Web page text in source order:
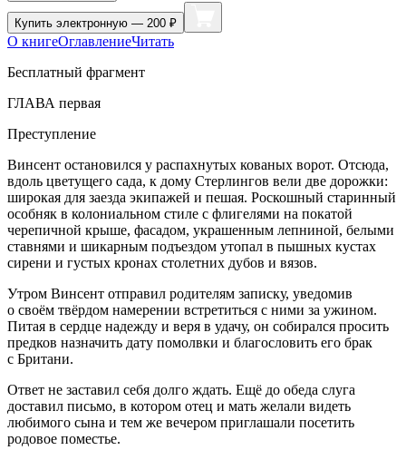
Купить электронную — 200 ₽
О книгеОглавлениеЧитать
Бесплатный фрагмент
ГЛАВА первая
Преступление
Винсент остановился у распахнутых кованых ворот. Отсюда,
вдоль цветущего сада, к дому Стерлингов вели две дорожки:
широкая для заезда экипажей и пешая. Роскошный старинный
особняк в колониальном стиле с флигелями на покатой
черепичной крыше, фасадом, украшенным лепниной, белыми
ставнями и шикарным подъездом утопал в пышных кустах
сирени и густых кронах столетних дубов и вязов.
Утром Винсент отправил родителям записку, уведомив
о своём твёрдом намерении встретиться с ними за ужином.
Питая в сердце надежду и веря в удачу, он собирался просить
предков назначить дату помолвки и благословить его брак
с Британи.
Ответ не заставил себя долго ждать. Ещё до обеда слуга
доставил письмо, в котором отец и мать желали видеть
любимого сына и тем же вечером приглашали посетить
родовое поместье.